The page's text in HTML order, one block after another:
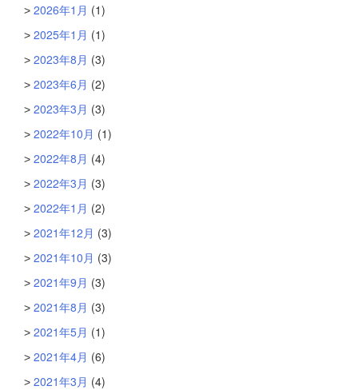
2026年1月 (1)
2025年1月 (1)
2023年8月 (3)
2023年6月 (2)
2023年3月 (3)
2022年10月 (1)
2022年8月 (4)
2022年3月 (3)
2022年1月 (2)
2021年12月 (3)
2021年10月 (3)
2021年9月 (3)
2021年8月 (3)
2021年5月 (1)
2021年4月 (6)
2021年3月 (4)